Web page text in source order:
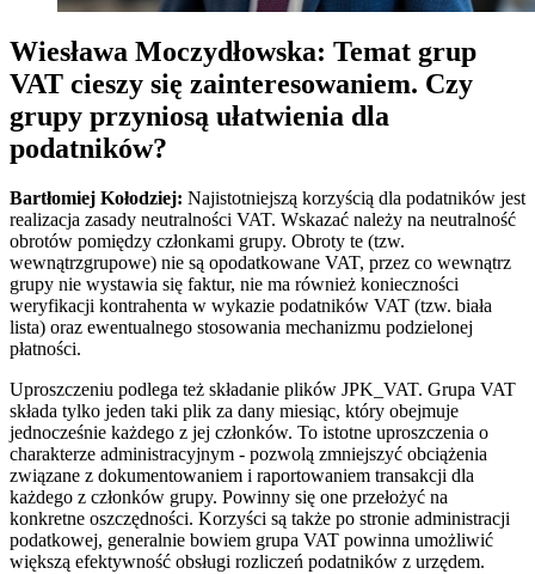
Wiesława Moczydłowska: Temat grup
VAT cieszy się zainteresowaniem. Czy
grupy przyniosą ułatwienia dla
podatników?
Bartłomiej Kołodziej: Najistotniejszą korzyścią dla podatników jest
realizacja zasady neutralności VAT. Wskazać należy na neutralność
obrotów pomiędzy członkami grupy. Obroty te (tzw.
wewnątrzgrupowe) nie są opodatkowane VAT, przez co wewnątrz
grupy nie wystawia się faktur, nie ma również konieczności
weryfikacji kontrahenta w wykazie podatników VAT (tzw. biała
lista) oraz ewentualnego stosowania mechanizmu podzielonej
płatności.
Uproszczeniu podlega też składanie plików JPK_VAT. Grupa VAT
składa tylko jeden taki plik za dany miesiąc, który obejmuje
jednocześnie każdego z jej członków. To istotne uproszczenia o
charakterze administracyjnym - pozwolą zmniejszyć obciążenia
związane z dokumentowaniem i raportowaniem transakcji dla
każdego z członków grupy. Powinny się one przełożyć na
konkretne oszczędności. Korzyści są także po stronie administracji
podatkowej, generalnie bowiem grupa VAT powinna umożliwić
większą efektywność obsługi rozliczeń podatników z urzędem.